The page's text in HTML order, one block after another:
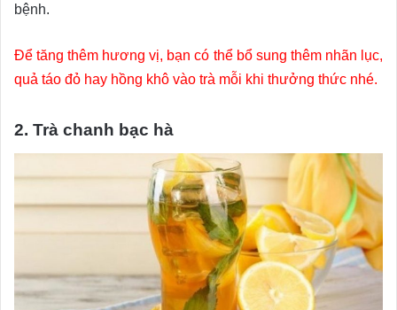
bệnh.
Để tăng thêm hương vị, bạn có thể bổ sung thêm nhãn lục,
quả táo đỏ hay hồng khô vào trà mỗi khi thưởng thức nhé.
2. Trà chanh bạc hà